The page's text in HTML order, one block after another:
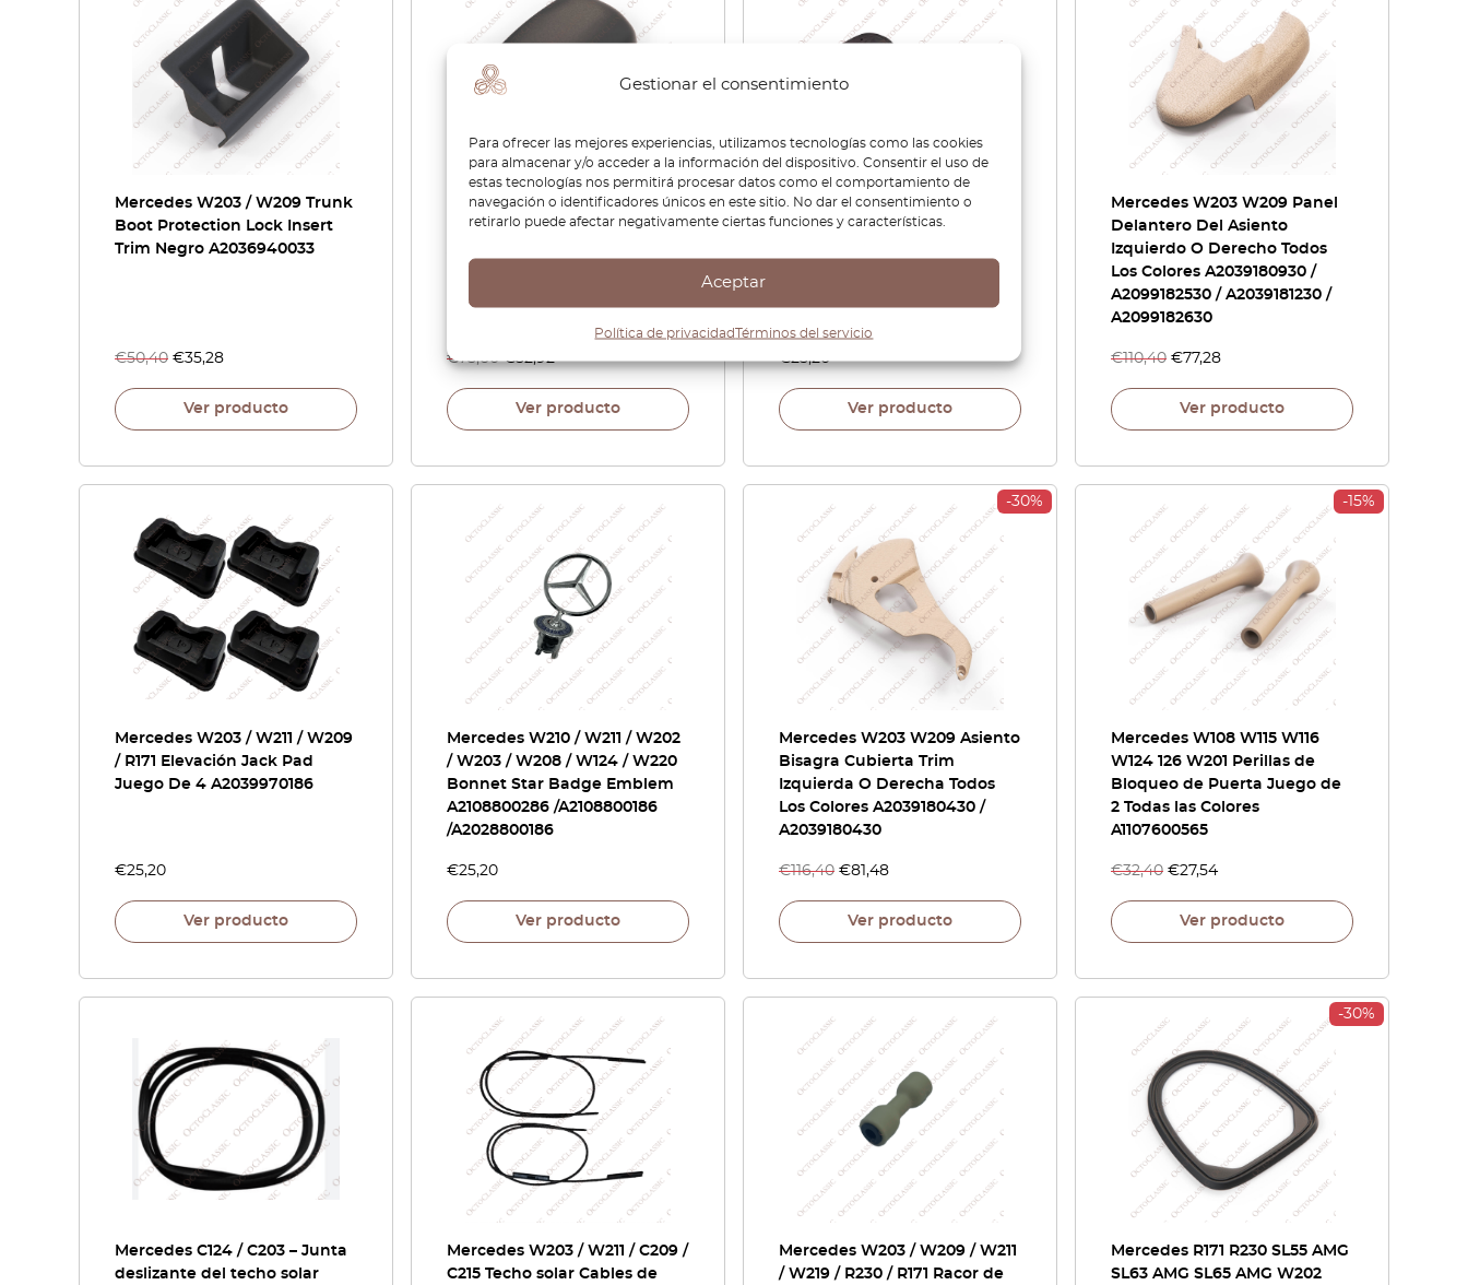
Gestionar el consentimiento
Para ofrecer las mejores experiencias, utilizamos tecnologías como las cookies
para almacenar y/o acceder a la información del dispositivo. Consentir el uso de
estas tecnologías nos permitirá procesar datos como el comportamiento de
navegación o identificadores únicos en este sitio. No dar el consentimiento o
retirarlo puede afectar negativamente ciertas funciones y características.
Aceptar
Política de privacidadTérminos del servicio
Mercedes W203 / W209 Trunk
Boot Protection Lock Insert
Trim Negro A2036940033
€50,40 €35,28
Ver producto
Mercedes W203 Light Rain
Sensor Cover Trim
€75,60 €52,92
Ver producto
Mercedes W211 / W203 Mirror
Rubber Seals Pads Left And
€25,20
Ver producto
Mercedes W203 W209 Panel
Delantero Del Asiento
Izquierdo O Derecho Todos
Los Colores A2039180930 /
A2099182530 / A2039181230 /
A2099182630
€110,40 €77,28
Ver producto
Mercedes W203 / W211 / W209
/ R171 Elevación Jack Pad
Juego De 4 A2039970186
€25,20
Ver producto
Mercedes W210 / W211 / W202
/ W203 / W208 / W124 / W220
Bonnet Star Badge Emblem
A2108800286 /A2108800186
/A2028800186
€25,20
Ver producto
-30%
Mercedes W203 W209 Asiento
Bisagra Cubierta Trim
Izquierda O Derecha Todos
Los Colores A2039180430 /
A2039180430
€116,40 €81,48
Ver producto
-15%
Mercedes W108 W115 W116
W124 126 W201 Perillas de
Bloqueo de Puerta Juego de
2 Todas las Colores
A1107600565
€32,40 €27,54
Ver producto
Mercedes C124 / C203 – Junta
deslizante del techo solar
Mercedes W203 / W211 / C209 /
C215 Techo solar Cables de
Mercedes W203 / W209 / W211
/ W219 / R230 / R171 Racor de
-30%
Mercedes R171 R230 SL55 AMG
SL63 AMG SL65 AMG W202